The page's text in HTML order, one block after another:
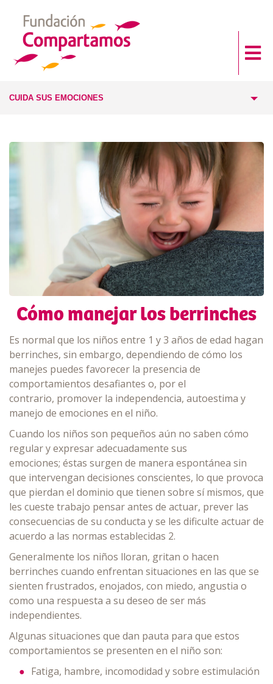
Cómo manejar los berrinches
Es normal que los niños entre 1 y 3 años de edad hagan
berrinches, sin embargo, dependiendo de cómo los
manejes puedes favorecer la presencia de
comportamientos desafiantes o, por el
contrario, promover la independencia, autoestima y
manejo de emociones en el niño.
Cuando los niños son pequeños aún no saben cómo
regular y expresar adecuadamente sus
emociones; éstas surgen de manera espontánea sin
que intervengan decisiones conscientes, lo que provoca
que pierdan el dominio que tienen sobre sí mismos, que
les cueste trabajo pensar antes de actuar, prever las
consecuencias de su conducta y se les dificulte actuar de
acuerdo a las normas establecidas 2.
Generalmente los niños lloran, gritan o hacen
berrinches cuando enfrentan situaciones en las que se
sienten frustrados, enojados, con miedo, angustia o
como una respuesta a su deseo de ser más
independientes.
Algunas situaciones que dan pauta para que estos
comportamientos se presenten en el niño son:
Fatiga, hambre, incomodidad y sobre estimulación